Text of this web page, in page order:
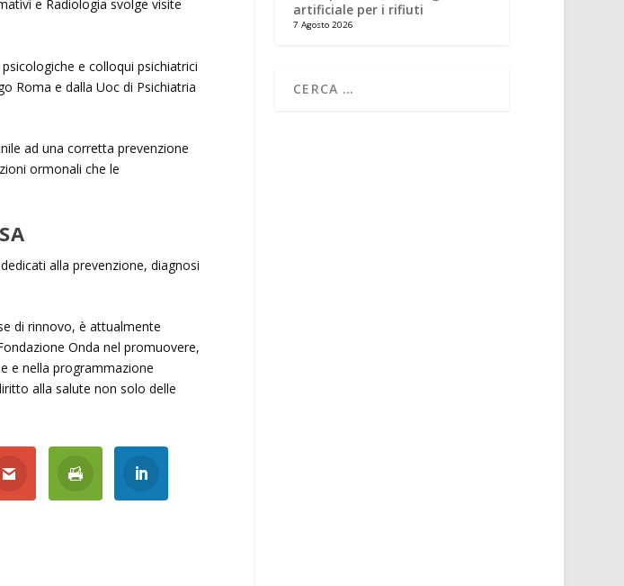
e Radiologia svolge visite
e colloqui psichiatrici
Roma e dalla Uoc di Psichiatria
ad una corretta prevenzione
ormonali che le
alla prevenzione, diagnosi
di rinnovo, è attualmente
Onda nel promuovere,
e nella programmazione
alla salute non solo delle
artificiale per i rifiuti
7 Agosto 2026